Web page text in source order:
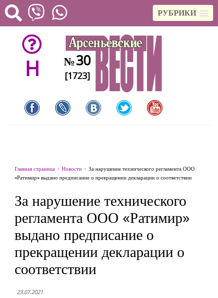
РУБРИКИ
H №30
[1723]
Главная страница Новости
За нарушение технического регламента ООО
«Ратимир» выдано предписание о прекращении декларации о соответствии
За нарушение технического
регламента ООО «Ратимир»
выдано предписание о
прекращении декларации о
соответствии
23.07.2021